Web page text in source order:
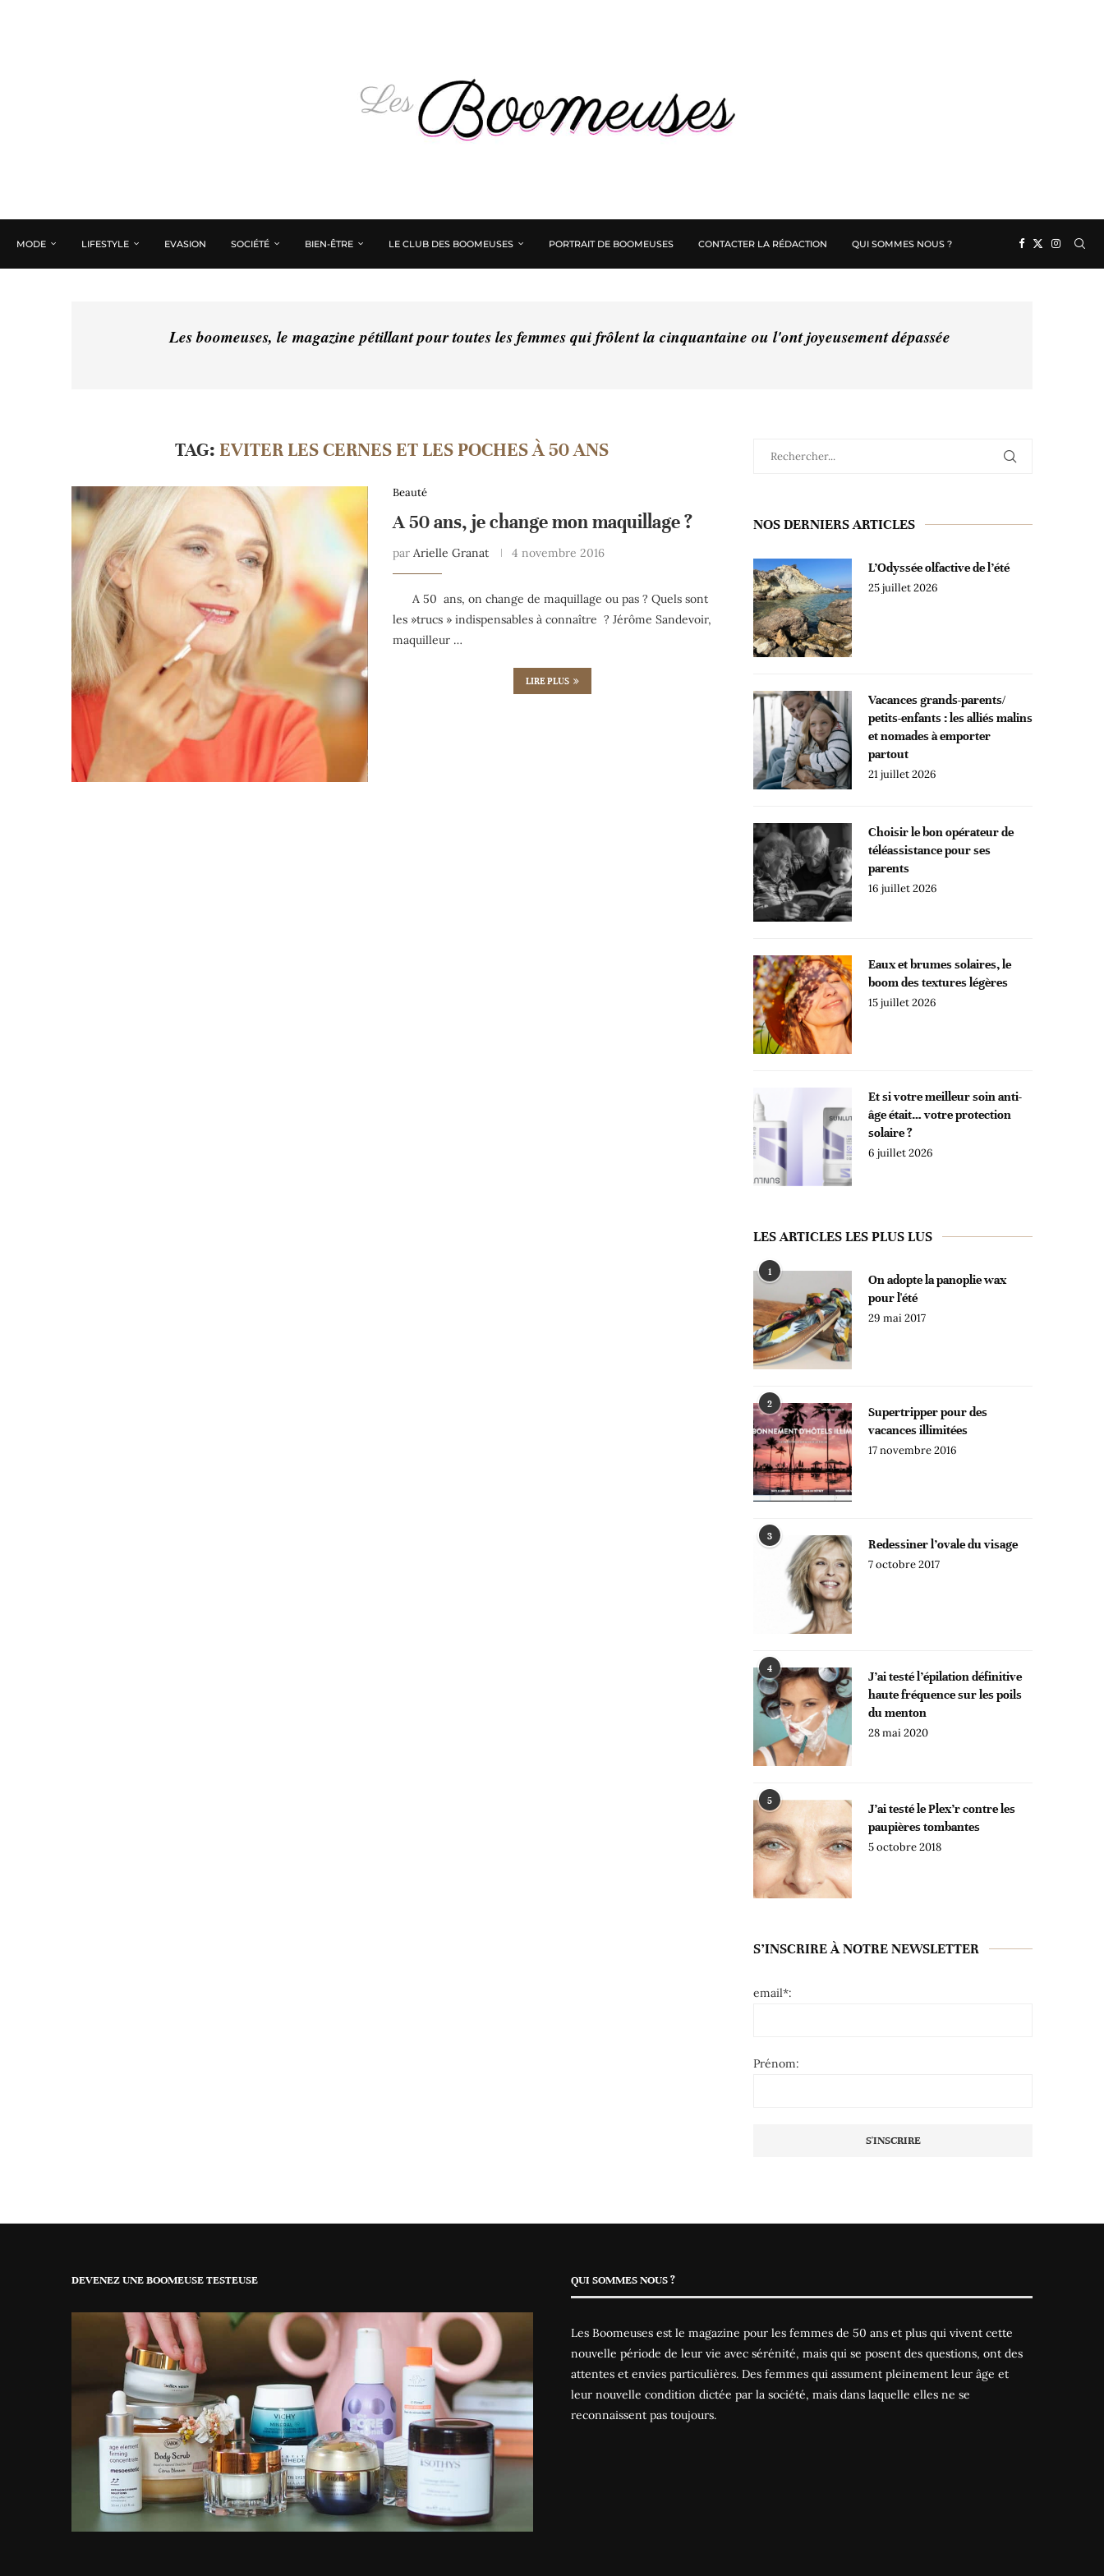
MODE LIFESTYLE EVASION SOCIÉTÉ BIEN-ÊTRE LE CLUB DES BOOMEUSES PORTRAIT DE BOOMEUSES CONTACTER LA RÉDACTION QUI SOMMES NOUS ?
Les boomeuses, le magazine pétillant pour toutes les femmes qui frôlent la cinquantaine ou l'ont joyeusement dépassée
TAG: EVITER LES CERNES ET LES POCHES À 50 ANS
Beauté
A 50 ans, je change mon maquillage ?
par Arielle Granat 4 novembre 2016
A 50 ans, on change de maquillage ou pas ? Quels sont
les »trucs » indispensables à connaître ? Jérôme Sandevoir,
maquilleur …
LIRE PLUS
NOS DERNIERS ARTICLES
L’Odyssée olfactive de l’été
25 juillet 2026
Vacances grands-parents/
petits-enfants : les alliés malins
et nomades à emporter
partout
21 juillet 2026
Choisir le bon opérateur de
téléassistance pour ses
parents
16 juillet 2026
Eaux et brumes solaires, le
boom des textures légères
15 juillet 2026
Et si votre meilleur soin anti-
âge était… votre protection
solaire ?
6 juillet 2026
LES ARTICLES LES PLUS LUS
1
On adopte la panoplie wax
pour l'été
29 mai 2017
2
Supertripper pour des
vacances illimitées
17 novembre 2016
3
Redessiner l’ovale du visage
7 octobre 2017
4
J’ai testé l’épilation définitive
haute fréquence sur les poils
du menton
28 mai 2020
5
J’ai testé le Plex’r contre les
paupières tombantes
5 octobre 2018
S’INSCRIRE À NOTRE NEWSLETTER
email*:
Prénom:
DEVENEZ UNE BOOMEUSE TESTEUSE QUI SOMMES NOUS ?
Les Boomeuses est le magazine pour les femmes de 50 ans et plus qui vivent cette
nouvelle période de leur vie avec sérénité, mais qui se posent des questions, ont des
attentes et envies particulières. Des femmes qui assument pleinement leur âge et
leur nouvelle condition dictée par la société, mais dans laquelle elles ne se
reconnaissent pas toujours.